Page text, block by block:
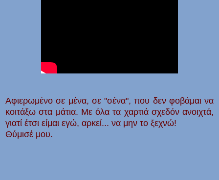
Αφιερωμένο σε μένα, σε "σένα", που δεν φοβάμαι να
κοιτάξω στα μάτια. Με όλα τα χαρτιά σχεδόν ανοιχτά,
γιατί έτσι είμαι εγώ, αρκεί... να μην το ξεχνώ!
Θύμισέ μου.